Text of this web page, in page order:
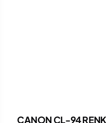
CANON CL-94